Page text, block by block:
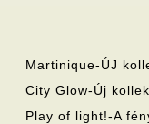
Martinique-ÚJ
City Glow-Új
Play of light!-A